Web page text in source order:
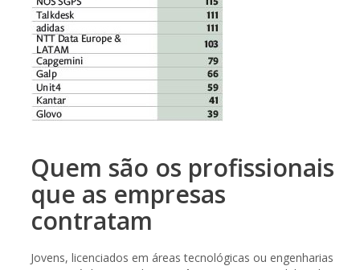
Quem são os profissionais
que as empresas
contratam
Jovens, licenciados em áreas tecnológicas ou engenharias